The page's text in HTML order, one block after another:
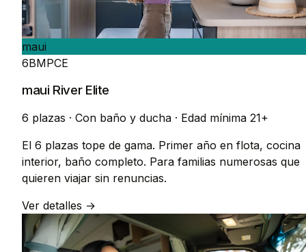
maui
6BMPCE
maui River Elite
6 plazas · Con baño y ducha · Edad mínima 21+
El 6 plazas tope de gama. Primer año en flota, cocina
interior, baño completo. Para familias numerosas que
quieren viajar sin renuncias.
Ver detalles →